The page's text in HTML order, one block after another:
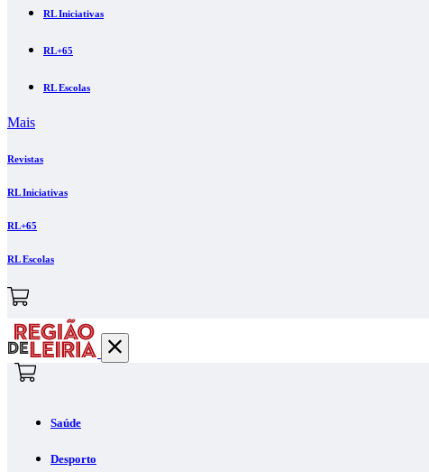
RL Iniciativas
RL+65
RL Escolas
Mais
Revistas
RL Iniciativas
RL+65
RL Escolas
Saúde
Desporto